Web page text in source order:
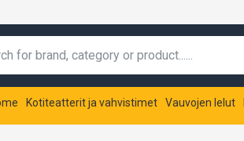
Kotiteatterit ja vahvistimet Vauvojen lelut